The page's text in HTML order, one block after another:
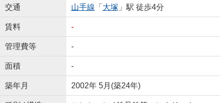
交通 山手線 「 大塚 」駅 徒歩4分
賃料 -
管理費等 -
面積 -
築年月 2002年 5月(築24年)